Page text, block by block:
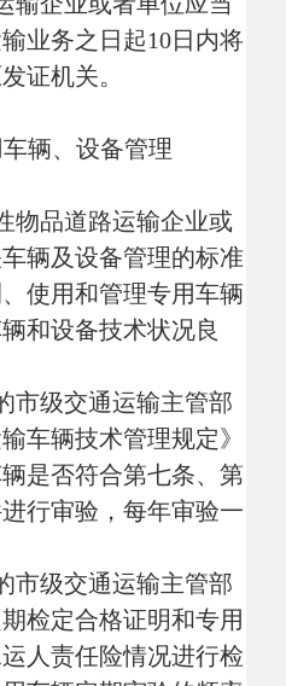
放射性物品与非放
当制定核与辐射事
品运输中采取有效
施，并对放射性物
负责。
应当取得相应的放
并对承运事项是否
性物品运输资质许
放射性物品道路
性物品运输安全管
国道路运输条例》
人和承运人的义
路运输单位不得